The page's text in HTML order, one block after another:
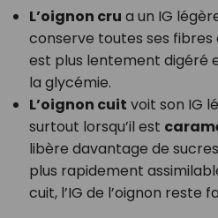
L’oignon cru a un IG
conserve toutes ses fibres
est plus lentement digéré
la glycémie.
L’oignon cuit voit son IG
surtout lorsqu’il est
libère davantage de
plus rapidement
cuit, l’IG de l’oignon reste